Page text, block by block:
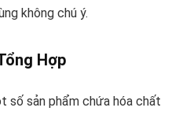
không chú ý.
Hợp
số sản phẩm chứa hóa chất